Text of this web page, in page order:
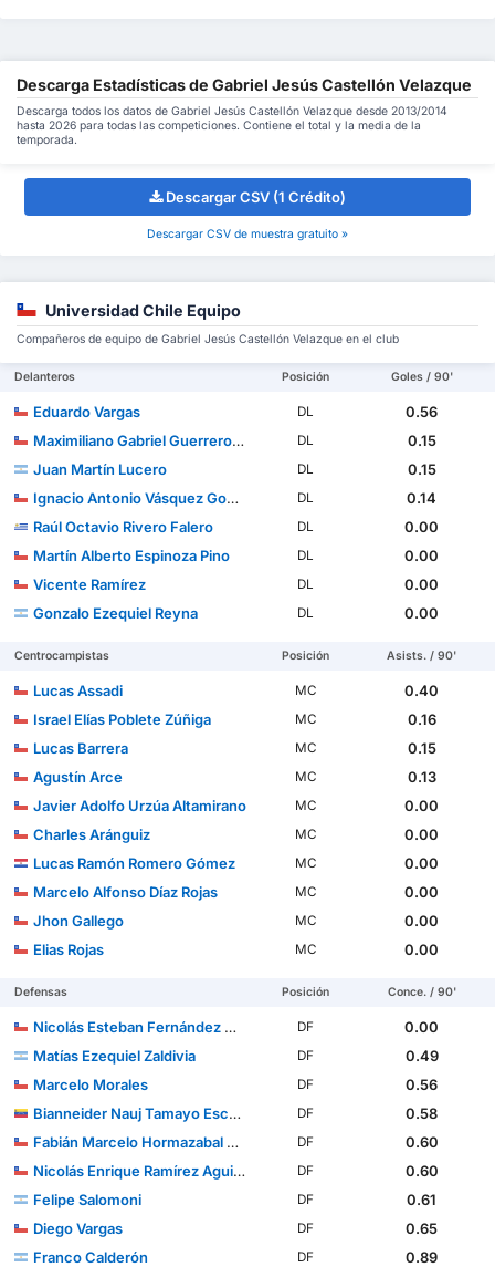
Descarga Estadísticas de Gabriel Jesús Castellón Velazque
Descarga todos los datos de Gabriel Jesús Castellón Velazque desde 2013/2014
hasta 2026 para todas las competiciones. Contiene el total y la media de la
temporada.
Descargar CSV (1 Crédito)
Descargar CSV de muestra gratuito »
Universidad Chile Equipo
Compañeros de equipo de Gabriel Jesús Castellón Velazque en el club
Delanteros Posición Goles / 90'
Eduardo Vargas DL
0.56
Maximiliano Gabriel Guerrero Pena
DL
0.15
Juan Martín Lucero
DL
0.15
Ignacio Antonio Vásquez González
DL
0.14
Raúl Octavio Rivero Falero
DL
0.00
Martín Alberto Espinoza Pino
DL
0.00
Vicente Ramírez
DL
0.00
Gonzalo Ezequiel Reyna
DL 0.00
Centrocampistas Posición Asists. / 90'
Lucas Assadi MC
0.40
Israel Elías Poblete Zúñiga
MC
0.16
Lucas Barrera
MC
0.15
Agustín Arce
MC
0.13
Javier Adolfo Urzúa Altamirano
MC
0.00
Charles Aránguiz
MC
0.00
Lucas Ramón Romero Gómez
MC
0.00
Marcelo Alfonso Díaz Rojas
MC
0.00
Jhon Gallego
MC
0.00
Elias Rojas
MC 0.00
Defensas Posición Conce. / 90'
Nicolás Esteban Fernández Muñoz DF
0.00
Matías Ezequiel Zaldivia
DF
0.49
Marcelo Morales
DF
0.56
Bianneider Nauj Tamayo Escalona
DF
0.58
Fabián Marcelo Hormazabal Berríos
DF
0.60
Nicolás Enrique Ramírez Aguilera
DF
0.60
Felipe Salomoni
DF
0.61
Diego Vargas
DF
0.65
Franco Calderón
DF 0.89